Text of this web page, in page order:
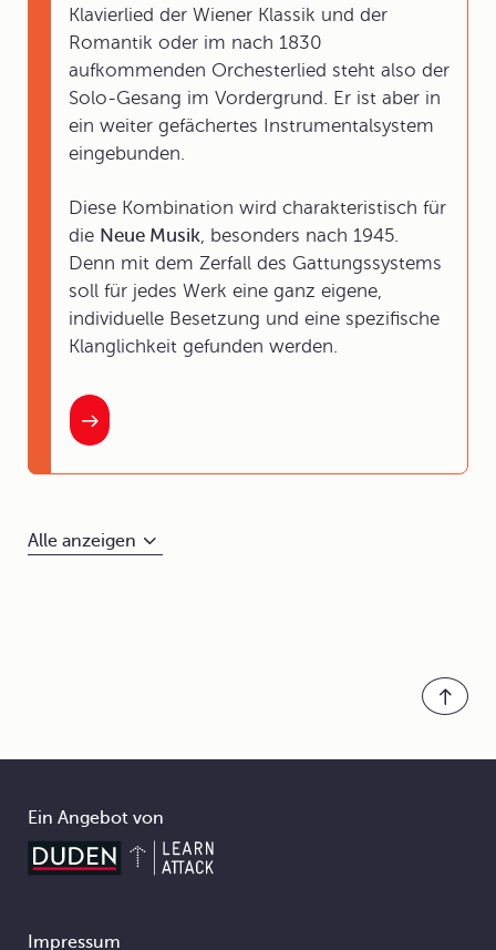
Klavierlied der Wiener Klassik und der
Romantik oder im nach 1830
aufkommenden Orchesterlied steht also der
Solo-Gesang im Vordergrund. Er ist aber in
ein weiter gefächertes Instrumentalsystem
eingebunden.
Diese Kombination wird charakteristisch für
die Neue Musik, besonders nach 1945.
Denn mit dem Zerfall des Gattungssystems
soll für jedes Werk eine ganz eigene,
individuelle Besetzung und eine spezifische
Klanglichkeit gefunden werden.
Alle anzeigen
Ein Angebot von
Impressum